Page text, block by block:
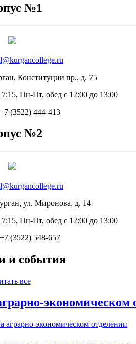
№1
Конституции пр., д. 75
Пн-Пт, обед с 12:00 до 13:00
+7 (3522) 444-413
№2
ул. Миронова, д. 14
Пн-Пт, обед с 12:00 до 13:00
+7 (3522) 548-657
и события
все
экономическом